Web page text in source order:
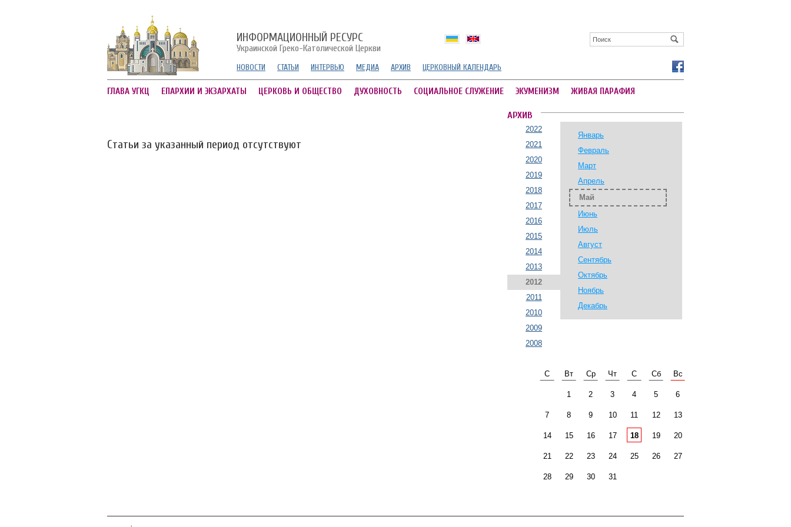
ИНФОРМАЦИОННЫЙ РЕСУРС
Украинской Греко-Католической Церкви
НОВОСТИ СТАТЬИ ИНТЕРВЬЮ МЕДИА АРХИВ ЦЕРКОВНЫЙ КАЛЕНДАРЬ
ГЛАВА УГКЦ ЕПАРХИИ И ЭКЗАРХАТЫ ЦЕРКОВЬ И ОБЩЕСТВО ДУХОВНОСТЬ СОЦИАЛЬНОЕ СЛУЖЕНИЕ ЭКУМЕНИЗМ ЖИВАЯ ПАРАФИЯ
Статьи за указанный период отсутствуют
АРХИВ
2022
2021
2020
2019
2018
2017
2016
2015
2014
2013
2012
2011
2010
2009
2008
Январь
Февраль
Март
Апрель
Май
Июнь
Июль
Август
Сентябрь
Октябрь
Ноябрь
Декабрь
С Вт Ср Чт С Сб Вс
1 2 3 4 5 6
7 8 9 10 11 12 13
14 15 16 17 18 19 20
21 22 23 24 25 26 27
28 29 30 31